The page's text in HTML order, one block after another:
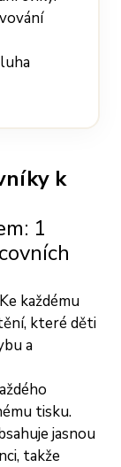
k
1
každému
které děti
a
tisku.
jasnou
takže